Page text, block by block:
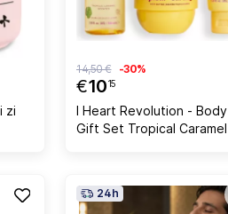
zi
€1015
14,50 € -30%
I Heart Revolution - Body
Gift Set Tropical Caramel
24h